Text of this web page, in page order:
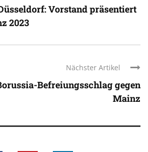
Vorstand präsentiert
2023
Nächster Artikel
Befreiungsschlag gegen
Mainz